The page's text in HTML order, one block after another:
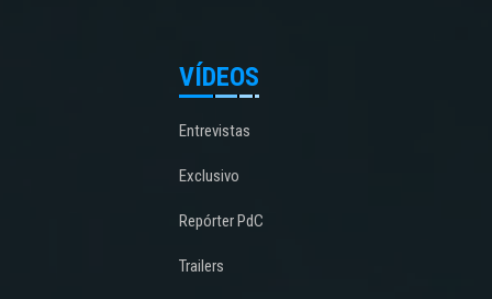
VÍDEOS
Entrevistas
Exclusivo
Repórter PdC
Trailers